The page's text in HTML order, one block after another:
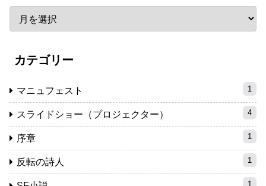
カテゴリー
マニュフェスト 1
スライドショー（プロジェクター） 4
序章 1
反転の詩人 1
1